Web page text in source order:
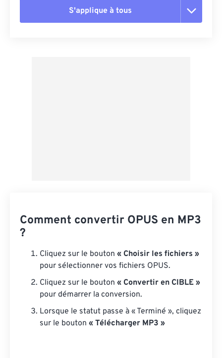
S'applique à tous
Comment convertir OPUS en MP3
?
Cliquez sur le bouton « Choisir les fichiers »
pour sélectionner vos fichiers OPUS.
Cliquez sur le bouton « Convertir en CIBLE »
pour démarrer la conversion.
Lorsque le statut passe à « Terminé », cliquez
sur le bouton « Télécharger MP3 »